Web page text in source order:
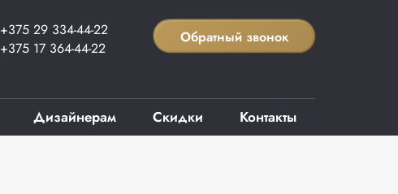
+375 29 334-44-22
+375 17 364-44-22
Обратный звонок
Дизайнерам Скидки Контакты